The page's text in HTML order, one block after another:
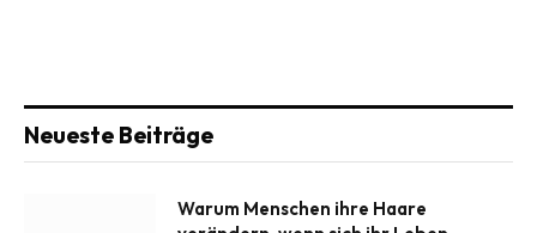
Neueste Beiträge
Warum Menschen ihre Haare